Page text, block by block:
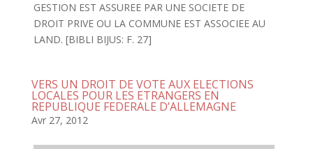
GESTION EST ASSUREE PAR UNE SOCIETE DE
DROIT PRIVE OU LA COMMUNE EST ASSOCIEE AU
LAND. [BIBLI BIJUS: F. 27]
VERS UN DROIT DE VOTE AUX ELECTIONS
LOCALES POUR LES ETRANGERS EN
REPUBLIQUE FEDERALE D’ALLEMAGNE
Avr 27, 2012